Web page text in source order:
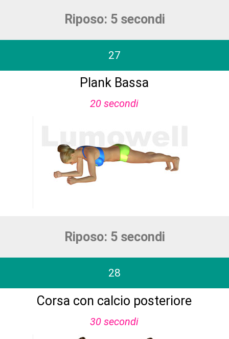
Riposo: 5 secondi
27
Plank Bassa
20 secondi
Riposo: 5 secondi
28
Corsa con calcio posteriore
30 secondi